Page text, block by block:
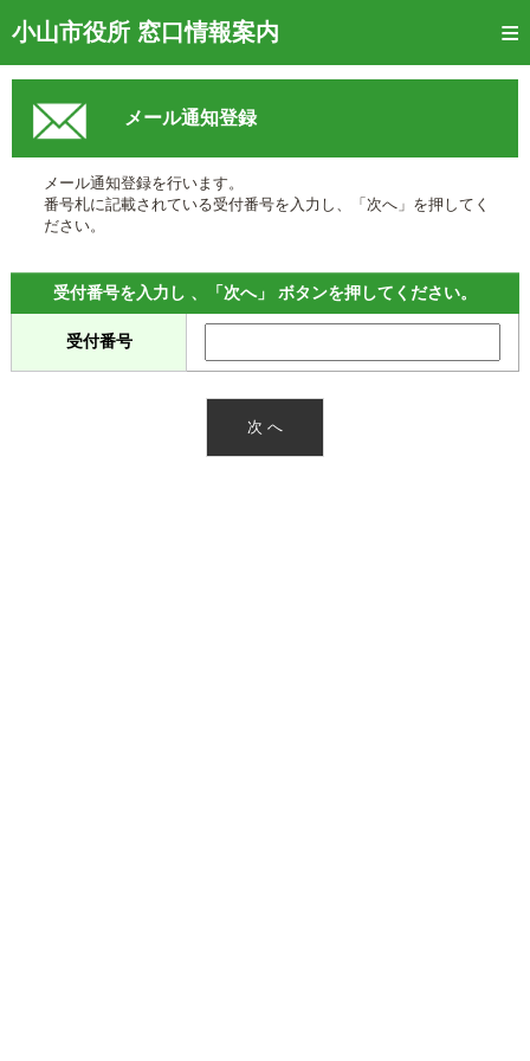
小山市役所 窓口情報案内
トップページ
窓口混雑状況
待ち状況確認
交付状況確認
メール通知登録
混雑予想カレンダー
メール通知登録
メール通知登録を行います。
番号札に記載されている受付番号を入力し、「次へ」を押してく
ださい。
受付番号を入力し 、「次へ」 ボタンを押してください。
受付番号